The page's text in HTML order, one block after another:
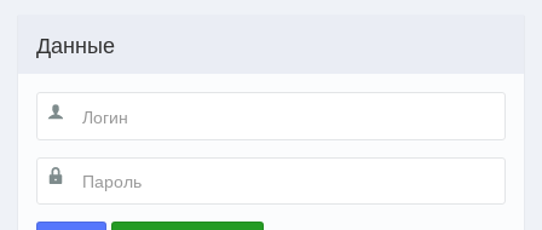
Данные